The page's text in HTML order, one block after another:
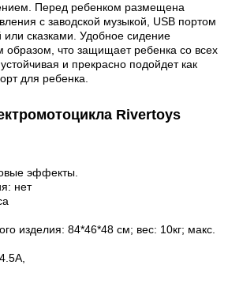
Перед ребенком размещена
с заводской музыкой, USB портом
сказками. Удобное сидение
образом, что защищает ребенка со всех
и прекрасно подойдет как
для ребенка.
Rivertoys
эффекты.
нет
изделия: 84*46*48 см; вес: 10кг; макс.